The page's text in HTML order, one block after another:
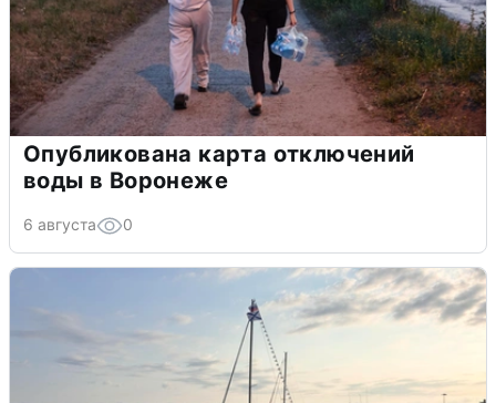
Опубликована карта отключений
воды в Воронеже
6 августа 0